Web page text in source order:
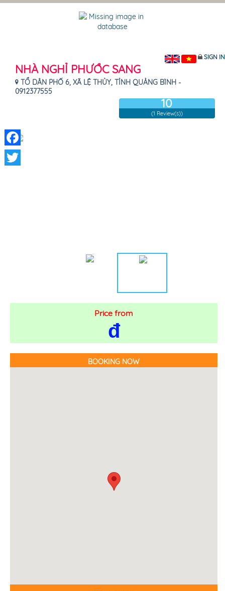
SIGN IN
NHÀ NGHỈ PHƯỚC SANG
TỔ DÂN PHỐ 6, XÃ LỆ THỦY, TỈNH QUẢNG BÌNH -
0912377555
10
(1 Review(s))
Price from
đ
BOOKING NOW
Facebook